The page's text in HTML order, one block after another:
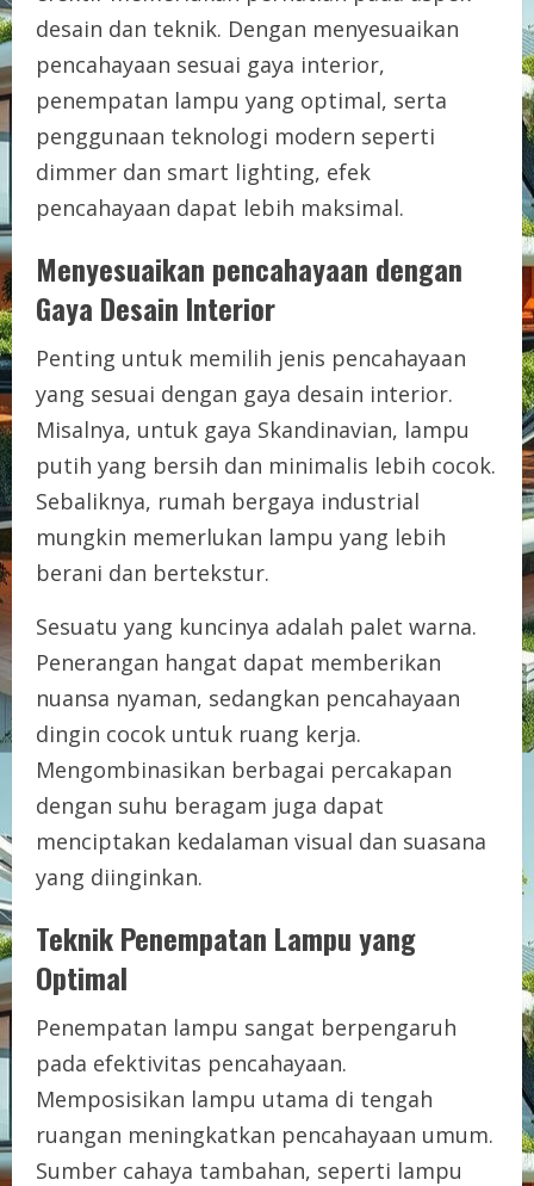
desain dan teknik. Dengan menyesuaikan
pencahayaan sesuai gaya interior,
penempatan lampu yang optimal, serta
penggunaan teknologi modern seperti
dimmer dan smart lighting, efek
pencahayaan dapat lebih maksimal.
Menyesuaikan pencahayaan dengan
Gaya Desain Interior
Penting untuk memilih jenis pencahayaan
yang sesuai dengan gaya desain interior.
Misalnya, untuk gaya Skandinavian, lampu
putih yang bersih dan minimalis lebih cocok.
Sebaliknya, rumah bergaya industrial
mungkin memerlukan lampu yang lebih
berani dan bertekstur.
Sesuatu yang kuncinya adalah palet warna.
Penerangan hangat dapat memberikan
nuansa nyaman, sedangkan pencahayaan
dingin cocok untuk ruang kerja.
Mengombinasikan berbagai percakapan
dengan suhu beragam juga dapat
menciptakan kedalaman visual dan suasana
yang diinginkan.
Teknik Penempatan Lampu yang
Optimal
Penempatan lampu sangat berpengaruh
pada efektivitas pencahayaan.
Memposisikan lampu utama di tengah
ruangan meningkatkan pencahayaan umum.
Sumber cahaya tambahan, seperti lampu